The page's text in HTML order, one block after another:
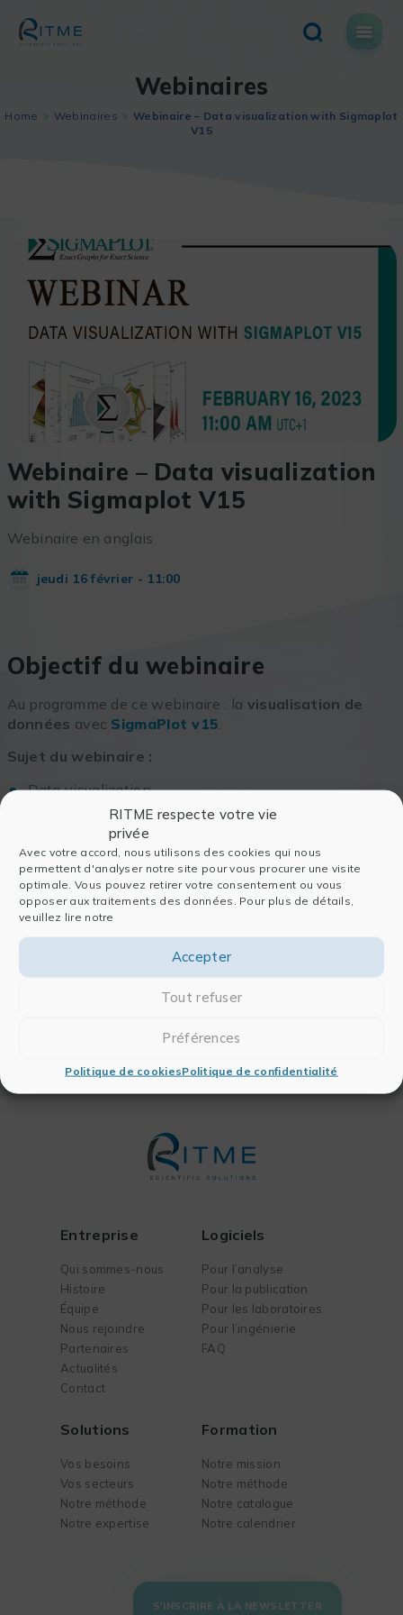
RITME respecte votre vie
privée
Avec votre accord, nous utilisons des cookies qui nous
permettent d'analyser notre site pour vous procurer une visite
optimale. Vous pouvez retirer votre consentement ou vous
opposer aux traitements des données. Pour plus de détails,
veuillez lire notre
Accepter
Tout refuser
Préférences
Politique de cookiesPolitique de confidentialité
content
Webinaires
Home Webinaires
Webinaire – Data visualization with Sigmaplot
V15
Webinaire – Data visualization
with Sigmaplot V15
Webinaire en anglais
jeudi 16 février - 11:00
Objectif du webinaire
Au programme de ce webinaire : la visualisation de
données avec SigmaPlot v15
Sujet du webinaire :
Data visualization
Intervenants
Noorian Riaz
Entreprise
Qui sommes-nous
Histoire
Équipe
Nous rejoindre
Partenaires
Actualités
Contact
Logiciels
Pour l’analyse
Pour la publication
Pour les laboratoires
Pour l’ingénierie
FAQ
Solutions
Vos besoins
Vos secteurs
Notre méthode
Notre expertise
Formation
Notre mission
Notre méthode
Notre catalogue
Notre calendrier
S'INSCRIRE À LA NEWSLETTER